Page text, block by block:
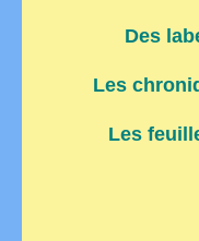
Des
Les
Les